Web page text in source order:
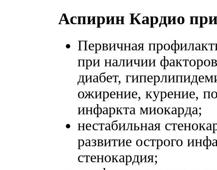
Аспирин Кардио
Первичная
при наличии
диабет,
ожирение, курение,
инфаркта миокарда;
нестабильная
развитие острого
стенокардия;